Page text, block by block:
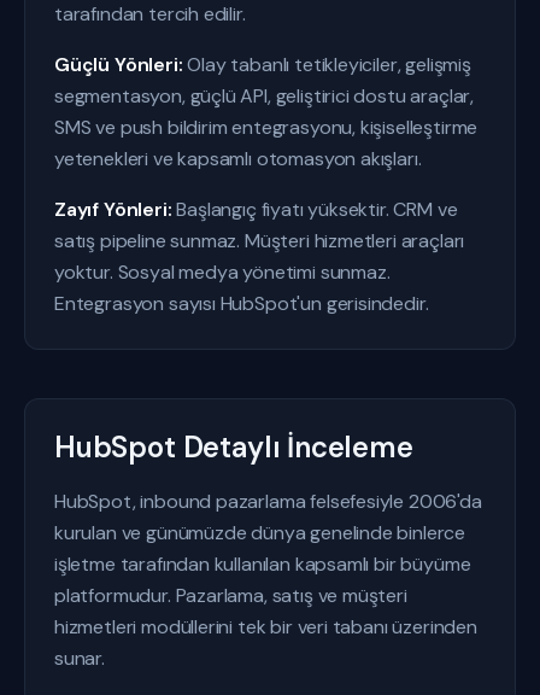
tarafından tercih edilir.
Güçlü Yönleri:Olay tabanlı tetikleyiciler, gelişmiş
segmentasyon, güçlü API, geliştirici dostu araçlar,
SMS ve push bildirim entegrasyonu, kişiselleştirme
yetenekleri ve kapsamlı otomasyon akışları.
Zayıf Yönleri:Başlangıç fiyatı yüksektir. CRM ve
satış pipeline sunmaz. Müşteri hizmetleri araçları
yoktur. Sosyal medya yönetimi sunmaz.
Entegrasyon sayısı HubSpot'un gerisindedir.
HubSpot Detaylı İnceleme
HubSpot, inbound pazarlama felsefesiyle 2006'da
kurulan ve günümüzde dünya genelinde binlerce
işletme tarafından kullanılan kapsamlı bir büyüme
platformudur. Pazarlama, satış ve müşteri
hizmetleri modüllerini tek bir veri tabanı üzerinden
sunar.